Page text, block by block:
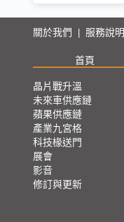
關於我們 服務說明
首頁
晶片戰升溫
未來車供應鏈
蘋果供應鏈
產業九宮格
科技椽送門
展會
影音
修訂與更新